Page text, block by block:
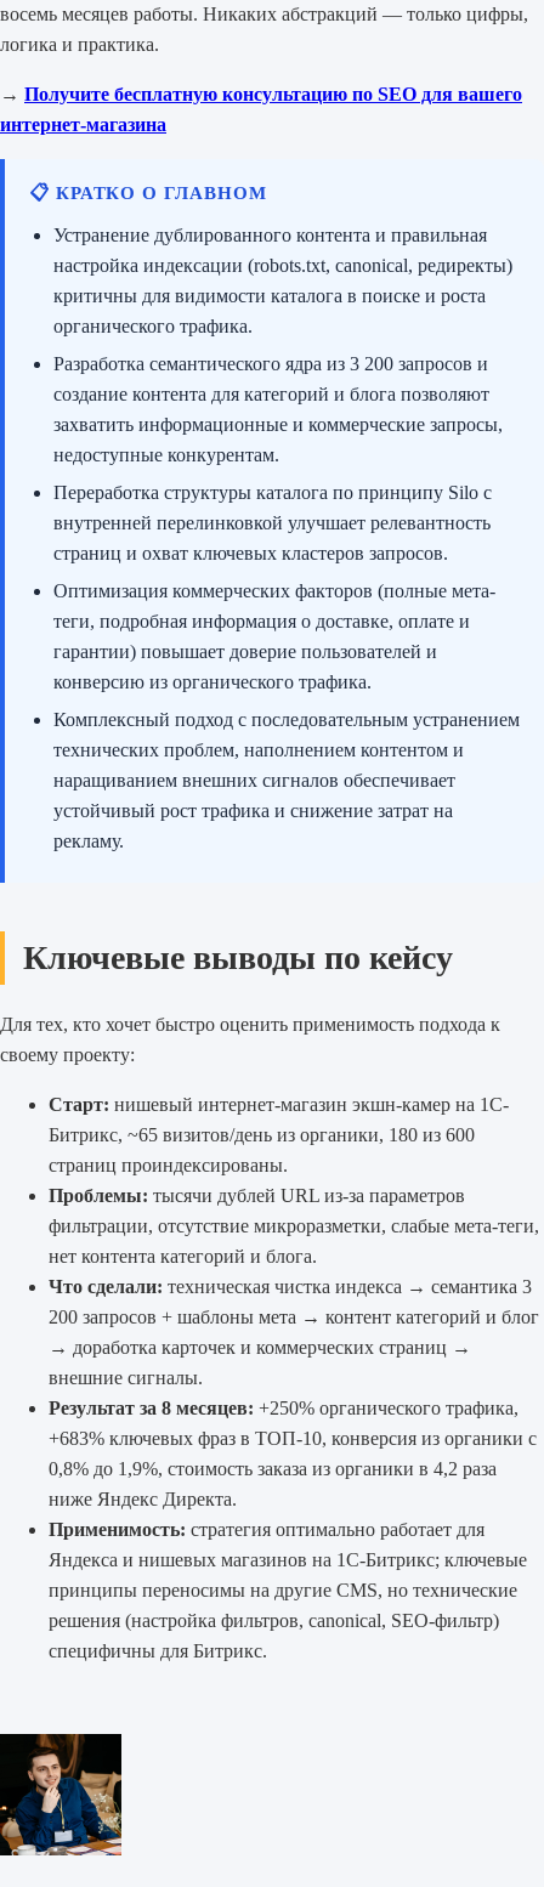
восемь месяцев работы. Никаких абстракций — только цифры,
логика и практика.
→ Получите бесплатную консультацию по SEO для вашего
интернет-магазина
📋 КРАТКО О ГЛАВНОМ
Устранение дублированного контента и правильная
настройка индексации (robots.txt, canonical, редиректы)
критичны для видимости каталога в поиске и роста
органического трафика.
Разработка семантического ядра из 3 200 запросов и
создание контента для категорий и блога позволяют
захватить информационные и коммерческие запросы,
недоступные конкурентам.
Переработка структуры каталога по принципу Silo с
внутренней перелинковкой улучшает релевантность
страниц и охват ключевых кластеров запросов.
Оптимизация коммерческих факторов (полные мета-
теги, подробная информация о доставке, оплате и
гарантии) повышает доверие пользователей и
конверсию из органического трафика.
Комплексный подход с последовательным устранением
технических проблем, наполнением контентом и
наращиванием внешних сигналов обеспечивает
устойчивый рост трафика и снижение затрат на
рекламу.
Ключевые выводы по кейсу
Для тех, кто хочет быстро оценить применимость подхода к
своему проекту:
Старт: нишевый интернет-магазин экшн-камер на 1С-
Битрикс, ~65 визитов/день из органики, 180 из 600
страниц проиндексированы.
Проблемы: тысячи дублей URL из-за параметров
фильтрации, отсутствие микроразметки, слабые мета-теги,
нет контента категорий и блога.
Что сделали: техническая чистка индекса → семантика 3
200 запросов + шаблоны мета → контент категорий и блог
→ доработка карточек и коммерческих страниц →
внешние сигналы.
Результат за 8 месяцев: +250% органического трафика,
+683% ключевых фраз в ТОП-10, конверсия из органики с
0,8% до 1,9%, стоимость заказа из органики в 4,2 раза
ниже Яндекс Директа.
Применимость: стратегия оптимально работает для
Яндекса и нишевых магазинов на 1С-Битрикс; ключевые
принципы переносимы на другие CMS, но технические
решения (настройка фильтров, canonical, SEO-фильтр)
специфичны для Битрикс.